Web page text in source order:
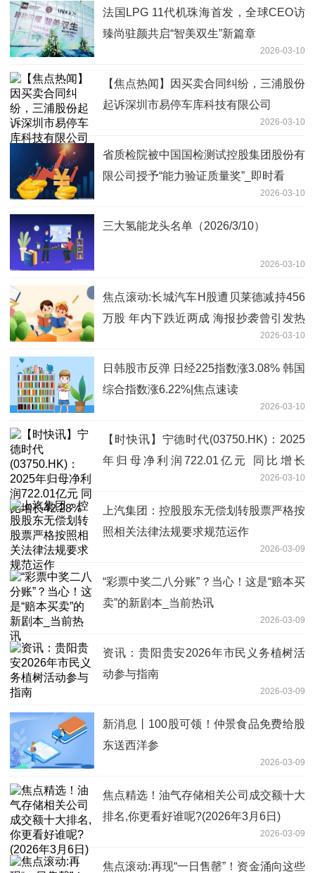
法国LPG 11代机珠海首发，全球CEO访
臻尚驻颜共启“智美双生”新篇章
2026-03-10
【焦点热闻】因买卖合同纠纷，三浦股份
起诉深圳市易停车库科技有限公司
2026-03-10
省质检院被中国国检测试控股集团股份有
限公司授予“能力验证质量奖”_即时看
2026-03-10
三大氢能龙头名单（2026/3/10）
2026-03-10
焦点滚动:长城汽车H股遭贝莱德减持456
万股 年内下跌近两成 海报抄袭曾引发热
2026-03-10
日韩股市反弹 日经225指数涨3.08% 韩国
综合指数涨6.22%|焦点速读
2026-03-10
【时快讯】宁德时代(03750.HK)：2025
年归母净利润722.01亿元 同比增长
2026-03-10
上汽集团：控股股东无偿划转股票严格按
照相关法律法规要求规范运作
2026-03-09
“彩票中奖二八分账”？当心！这是“赔本买
卖”的新剧本_当前热讯
2026-03-09
资讯：​贵阳贵安2026年市民义务植树活
动参与指南
2026-03-09
新消息丨100股可领！仲景食品免费给股
东送西洋参
2026-03-09
焦点精选！油气存储相关公司成交额十大
排名,你更看好谁呢?(2026年3月6日)
2026-03-09
焦点滚动:再现“一日售罄”！资金涌向这些